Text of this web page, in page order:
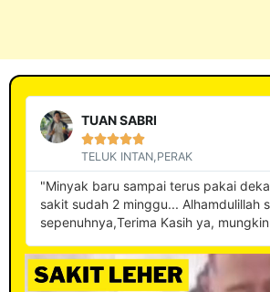
TUAN SABRI

TELUK INTAN,PERAK
"Minyak baru sampai terus pakai
sakit sudah 2 minggu... Alhamdulillah
sepenuhnya,Terima Kasih ya,